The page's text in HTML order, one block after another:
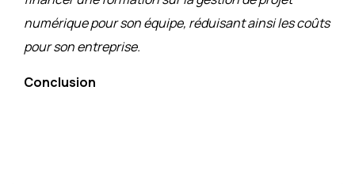
numérique pour son équipe, réduisant ainsi les coûts
pour son entreprise.
Conclusion